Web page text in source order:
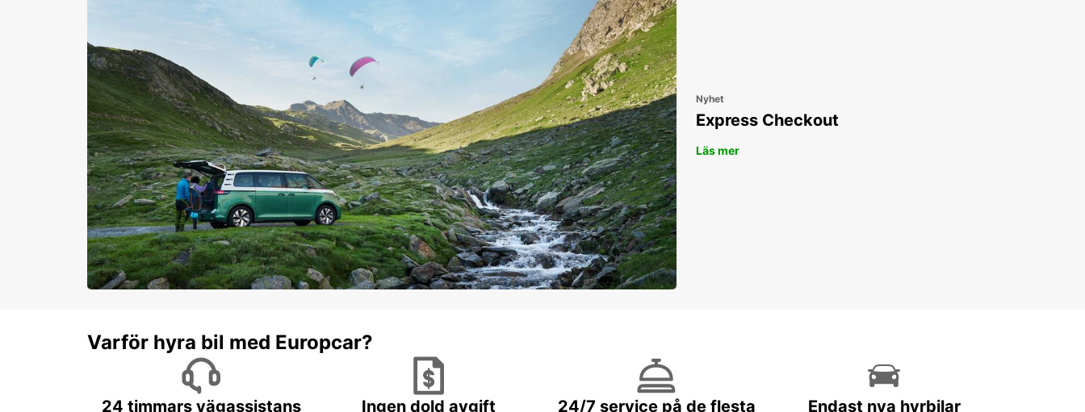
Nyhet
Express Checkout
Läs mer
Varför hyra bil med Europcar?
24 timmars vägassistans Ingen dold avgift
24/7 service på de flesta
Endast nya hyrbilar